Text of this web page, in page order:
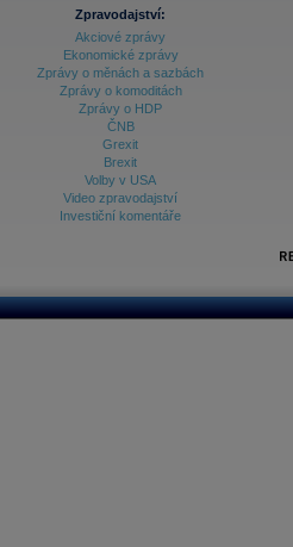
Zpravodajství:
Akciové zprávy
Ekonomické zprávy
Zprávy o měnách a sazbách
Zprávy o komoditách
Zprávy o HDP
ČNB
Grexit
Brexit
Volby v USA
Video zpravodajství
Investiční komentáře